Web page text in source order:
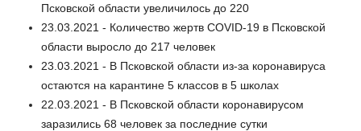
Псковской области увеличилось до 220
23.03.2021 - Количество жертв COVID-19 в Псковской
области выросло до 217 человек
23.03.2021 - В Псковской области из-за коронавируса
остаются на карантине 5 классов в 5 школах
22.03.2021 - В Псковской области коронавирусом
заразились 68 человек за последние сутки